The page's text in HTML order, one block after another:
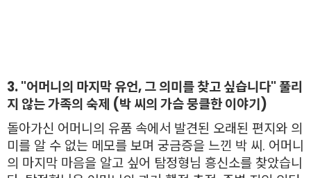
3. "어머니의 마지막 유언, 그 의미를 찾고 싶습니다" 풀리
지 않는 가족의 숙제 (박씨의 가슴 뭉클한 이야기)
돌아가신 어머니의 유품 속에서 발견된 오래된 편지와 의
미를 알 수 없는 메모를 보며 궁금증을 느낀 박 씨. 어머니
의 마지막 마음을 알고 싶어 탐정형님 흥신소를 찾았습니